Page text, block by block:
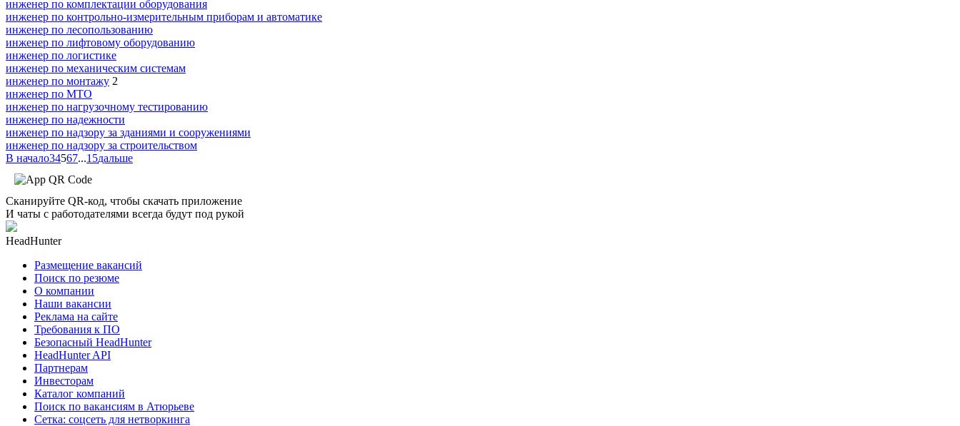
инженер по комплектации оборудования
инженер по контрольно-измерительным приборам и автоматике
инженер по лесопользованию
инженер по лифтовому оборудованию
инженер по логистике
инженер по механическим системам
инженер по монтажу 2
инженер по МТО
инженер по нагрузочному тестированию
инженер по надежности
инженер по надзору за зданиями и сооружениями
инженер по надзору за строительством
В начало34567...15дальше
Сканируйте QR-код, чтобы скачать приложение
И чаты с работодателями всегда будут под рукой
HeadHunter
Размещение вакансий
Поиск по резюме
О компании
Наши вакансии
Реклама на сайте
Требования к ПО
Безопасный HeadHunter
HeadHunter API
Партнерам
Инвесторам
Каталог компаний
Поиск по вакансиям в Атюрьеве
Сетка: соцсеть для нетворкинга